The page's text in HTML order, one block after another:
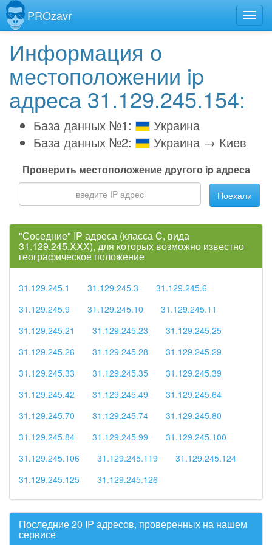
PROzavr
Информация о
местоположении ip
адреса 31.129.245.154:
База данных №1:
Украина
База данных №2:
Украина → Киев
Проверить местоположение другого ip адреса
Поехали
"Соседние" IP адреса (класса C, вида
31.129.245.XXX), для которых возможно известно
географическое положение
31.129.245.1 31.129.245.3
31.129.245.6
31.129.245.9
31.129.245.10
31.129.245.11
31.129.245.21
31.129.245.23
31.129.245.25
31.129.245.26
31.129.245.28
31.129.245.29
31.129.245.33
31.129.245.35
31.129.245.39
31.129.245.42
31.129.245.49
31.129.245.64
31.129.245.70
31.129.245.74
31.129.245.80
31.129.245.84
31.129.245.99
31.129.245.100
31.129.245.106
31.129.245.119
31.129.245.124
31.129.245.125
31.129.245.126
Последние 20 IP адресов, проверенных на нашем
сервисе